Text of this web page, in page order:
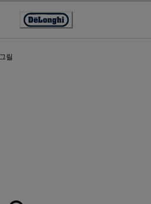
Accessibility
그릴